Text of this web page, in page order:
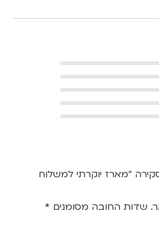
“מארז יוקרתי למשלוח
שדות החובה מסומנים *